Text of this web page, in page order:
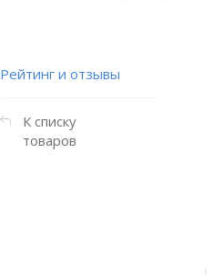
Рейтинг и отзывы
К списку
товаров